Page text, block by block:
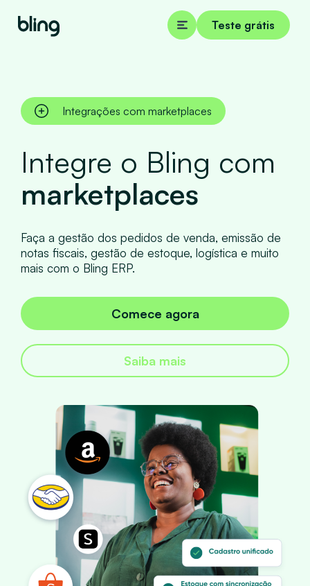
Teste grátis
Integrações com marketplaces
Integre o Bling com
marketplaces
Faça a gestão dos pedidos de venda, emissão de
notas fiscais, gestão de estoque, logística e muito
mais com o Bling ERP.
Comece agora
Saiba mais